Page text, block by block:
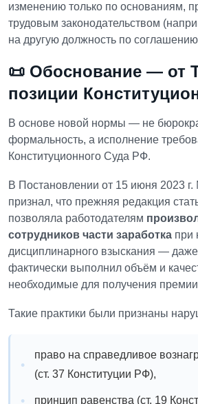
изменению только по основаниям,
трудовым законодательством
на другую должность по
📜 Обоснование — от
позиции
В основе новой нормы — не
формальность, а исполнение
Конституционного Суда РФ.
В Постановлении от 15 июня 2023
признал, что прежняя редакция
позволяла работодателям
сотрудников части заработка при
дисциплинарного взыскания —
фактически выполнил объём и
необходимые для получения
Такие практики были признаны
право на справедливое
(ст. 37 Конституции РФ),
принцип равенства (ст. 19